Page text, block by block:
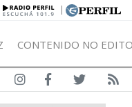
|
CONTENIDO NO